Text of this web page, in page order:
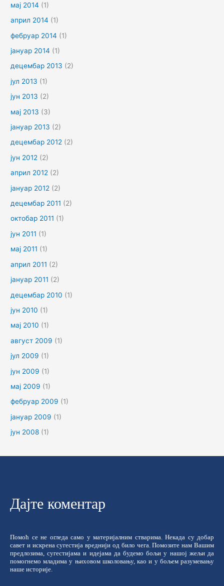
мај 2014 (1)
април 2014 (1)
фебруар 2014 (1)
јануар 2014 (1)
децембар 2013 (2)
јул 2013 (1)
јун 2013 (2)
мај 2013 (3)
јануар 2013 (2)
децембар 2012 (2)
јун 2012 (2)
април 2012 (2)
јануар 2012 (2)
децембар 2011 (2)
октобар 2011 (1)
јун 2011 (1)
мај 2011 (1)
април 2011 (2)
јануар 2011 (2)
децембар 2010 (1)
јун 2010 (1)
мај 2010 (1)
август 2009 (1)
јул 2009 (1)
јун 2009 (1)
мај 2009 (1)
фебруар 2009 (1)
јануар 2009 (1)
јун 2008 (1)
Дајте коментар
Помоћ се не огледа само у материјалним стварима. Некада су добар
савет и искрена сугестија вреднији од било чега. Помозите нам Вашим
предлозима, сугестијама и идејама да будемо бољи у нашој жељи да
помогнемо младима у њиховом школовању, као и у бољем разумевању
наше историје.